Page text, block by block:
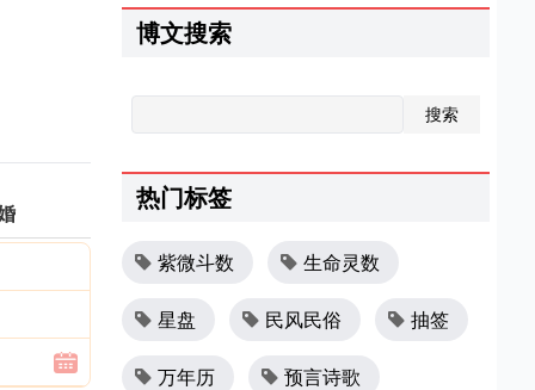
博文搜索
热门标签
紫微斗数 生命灵数
星盘 民风民俗 抽签
万年历 预言诗歌